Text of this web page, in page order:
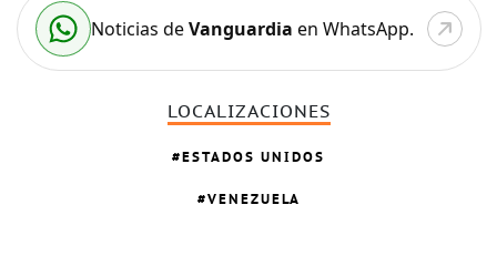
Noticias deVanguardia en WhatsApp.
LOCALIZACIONES
ESTADOS UNIDOS
VENEZUELA